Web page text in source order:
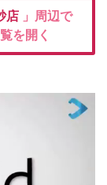
店 」周辺で
を開く